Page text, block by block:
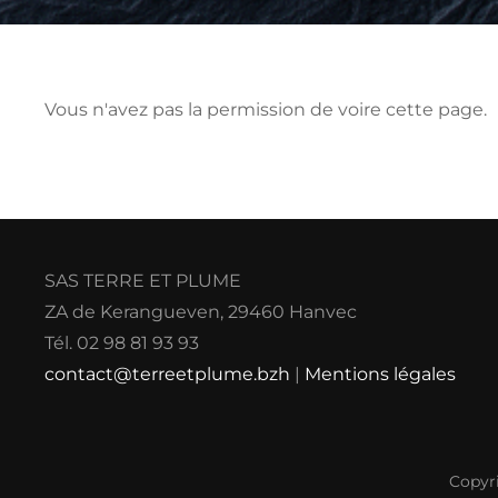
Vous n'avez pas la permission de voire cette page.
SAS TERRE ET PLUME
ZA de Kerangueven, 29460 Hanvec
Tél. 02 98 81 93 93
contact@terreetplume.bzh | Mentions légales